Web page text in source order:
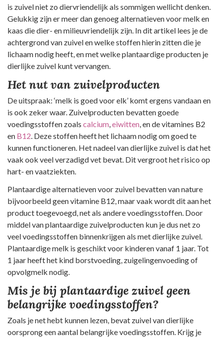
is zuivel niet zo diervriendelijk als sommigen wellicht denken.
Gelukkig zijn er meer dan genoeg alternatieven voor melk en
kaas die dier- en milieuvriendelijk zijn. In dit artikel lees je de
achtergrond van zuivel en welke stoffen hierin zitten die je
lichaam nodig heeft, en met welke plantaardige producten je
dierlijke zuivel kunt vervangen.
Het nut van zuivelproducten
De uitspraak: ‘melk is goed voor elk’ komt ergens vandaan en
is ook zeker waar. Zuivelproducten bevatten goede
voedingsstoffen zoals calcium eiwitten , en de vitamines B2
en B12 . Deze stoffen heeft het lichaam nodig om goed te
kunnen functioneren. Het nadeel van dierlijke zuivel is dat het
vaak ook veel verzadigd vet bevat. Dit vergroot het risico op
hart- en vaatziekten.
Plantaardige alternatieven voor zuivel bevatten van nature
bijvoorbeeld geen vitamine B12, maar vaak wordt dit aan het
product toegevoegd, net als andere voedingsstoffen. Door
middel van plantaardige zuivelproducten kun je dus net zo
veel voedingsstoffen binnenkrijgen als met dierlijke zuivel.
Plantaardige melk is geschikt voor kinderen vanaf 1 jaar. Tot
1 jaar heeft het kind borstvoeding, zuigelingenvoeding of
opvolgmelk nodig.
Mis je bij plantaardige zuivel geen
belangrijke voedingsstoffen?
Zoals je net hebt kunnen lezen, bevat zuivel van dierlijke
oorsprong een aantal belangrijke voedingsstoffen. Krijg je